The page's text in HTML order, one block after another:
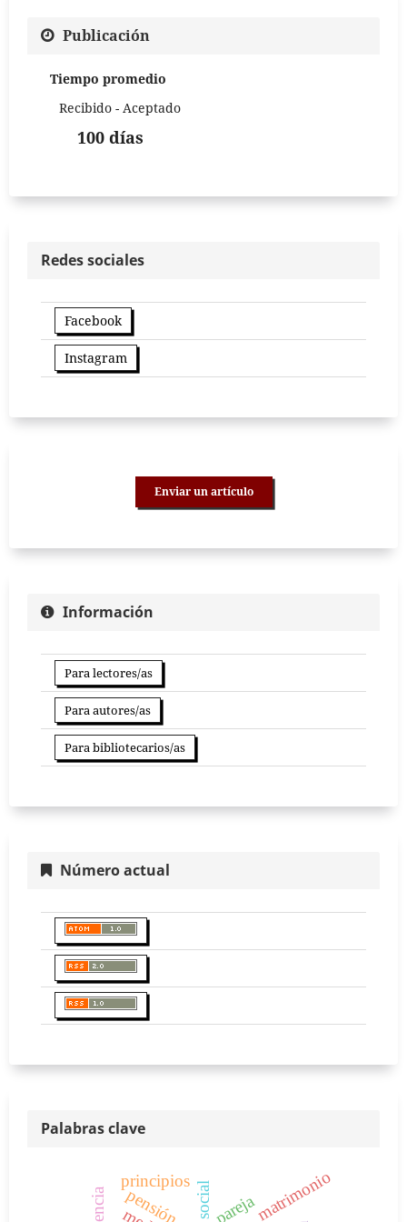
Publicación
Tiempo promedio
Recibido - Aceptado
100 días
Redes sociales
Facebook
Instagram
Enviar un artículo
Información
Para lectores/as
Para autores/as
Para bibliotecarios/as
Número actual
Palabras clave
parejamatrimonio
pensión
principios